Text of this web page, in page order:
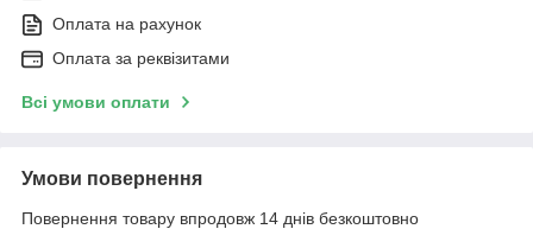
Оплата на рахунок
Оплата за реквізитами
Всі умови оплати
Умови повернення
Повернення товару впродовж 14 днів безкоштовно